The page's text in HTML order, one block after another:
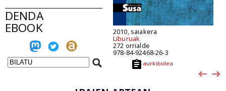
DENDA
EBOOK 2010, saiakera
Liburuak
272 orrialde
978-84-92468-26-3
aurkibidea